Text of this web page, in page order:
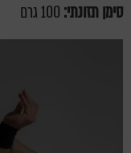
סימן תזונתי: 100 גרם